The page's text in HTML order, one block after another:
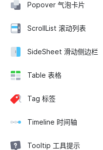
Popover 气泡卡片
ScrollList 滚动列表
SideSheet 滑动侧边栏
Table 表格
Tag 标签
Timeline 时间轴
Tooltip 工具提示